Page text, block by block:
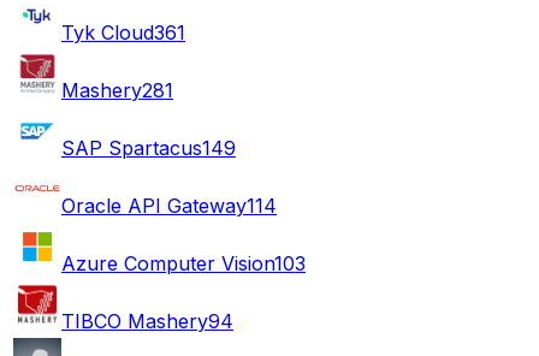
Tyk Cloud361
Mashery281
SAP Spartacus149
Oracle API Gateway114
Azure Computer Vision103
TIBCO Mashery94